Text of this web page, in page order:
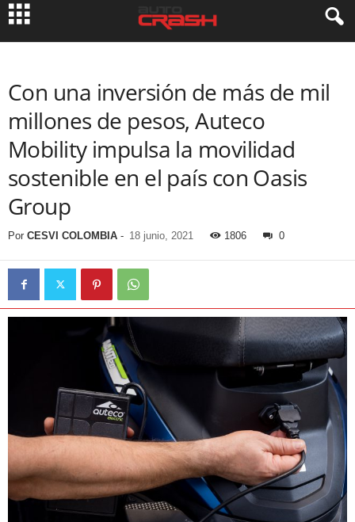
Con una inversión de más de mil
millones de pesos, Auteco
Mobility impulsa la movilidad
sostenible en el país con Oasis
Group
Por CESVI COLOMBIA - 18 junio, 2021 1806 0